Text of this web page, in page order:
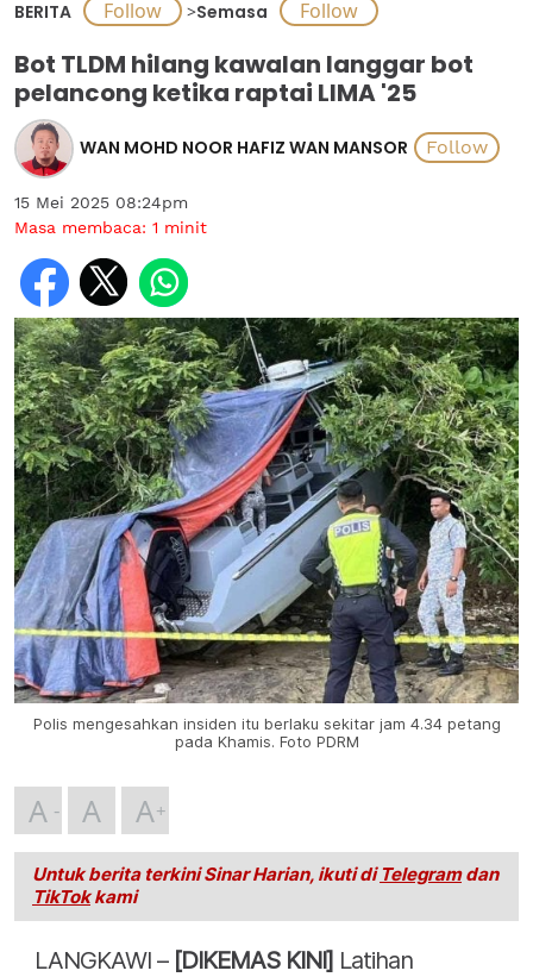
BERITA >Semasa
Bot TLDM hilang kawalan langgar bot
pelancong ketika raptai LIMA '25
WAN MOHD NOOR HAFIZ WAN MANSOR
15 Mei 2025 08:24pm
Masa membaca: 1 minit
Polis mengesahkan insiden itu berlaku sekitar jam 4.34 petang
pada Khamis. Foto PDRM
A A A
Untuk berita terkini Sinar Harian, ikuti di Telegramdan
TikTokkami
LANGKAWI –[DIKEMAS KINI] Latihan